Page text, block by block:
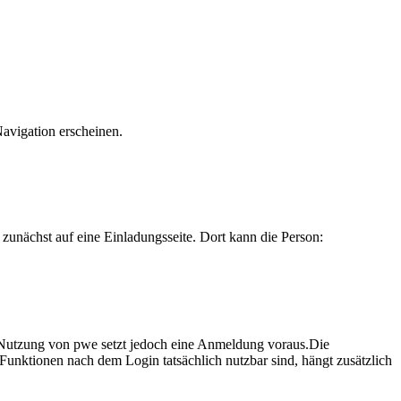
erscheinen.
auf eine Einladungsseite. Dort kann die Person:
von pwe setzt jedoch eine Anmeldung voraus.Die
nach dem Login tatsächlich nutzbar sind, hängt zusätzlich